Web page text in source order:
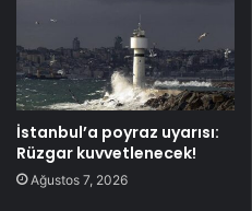
İstanbul’a poyraz uyarısı:
Rüzgar kuvvetlenecek!
Ağustos 7, 2026